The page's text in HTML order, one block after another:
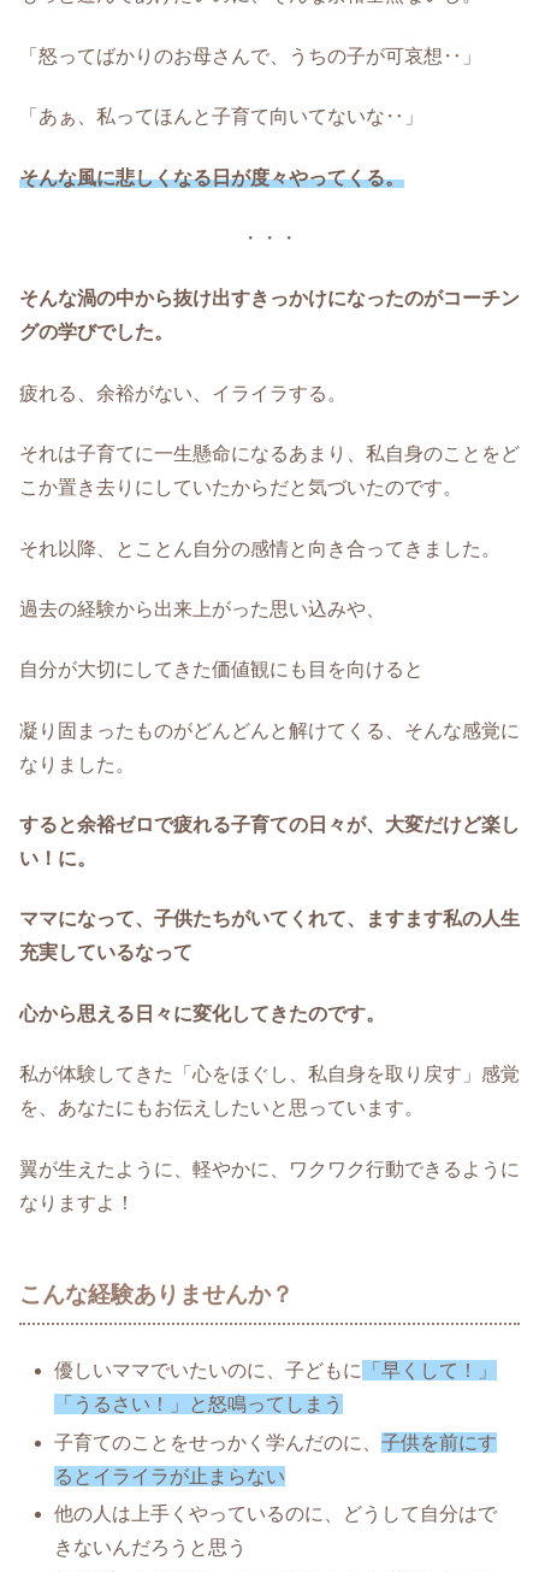
「怒ってばかりのお母さんで、うちの子が可哀想‥」
「あぁ、私ってほんと子育て向いてないな‥」
そんな風に悲しくなる日が度々やってくる。
・・・
そんな渦の中から抜け出すきっかけになったのがコーチン
グの学びでした。
疲れる、余裕がない、イライラする。
それは子育てに一生懸命になるあまり、私自身のことをど
こか置き去りにしていたからだと気づいたのです。
それ以降、とことん自分の感情と向き合ってきました。
過去の経験から出来上がった思い込みや、
自分が大切にしてきた価値観にも目を向けると
凝り固まったものがどんどんと解けてくる、そんな感覚に
なりました。
すると余裕ゼロで疲れる子育ての日々が、大変だけど楽し
い！に。
ママになって、子供たちがいてくれて、ますます私の人生
充実しているなって
心から思える日々に変化してきたのです。
私が体験してきた「心をほぐし、私自身を取り戻す」感覚
を、あなたにもお伝えしたいと思っています。
翼が生えたように、軽やかに、ワクワク行動できるように
なりますよ！
こんな経験ありませんか？
優しいママでいたいのに、子どもに 「早くして！」
「うるさい！」と怒鳴ってしまう
子育てのことをせっかく学んだのに、子供を前にす
るとイライラが止まらない
他の人は上手くやっているのに、どうして自分はで
きないんだろうと思う